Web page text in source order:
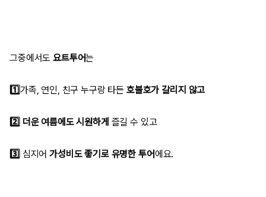
그중에서도 요트투어는
1️⃣가족, 연인, 친구 누구랑 타든 호불호가 갈리지 않고
2️⃣ 더운 여름에도 시원하게 즐길 수 있고
3️⃣ 심지어가성비도 좋기로 유명한 투어에요.